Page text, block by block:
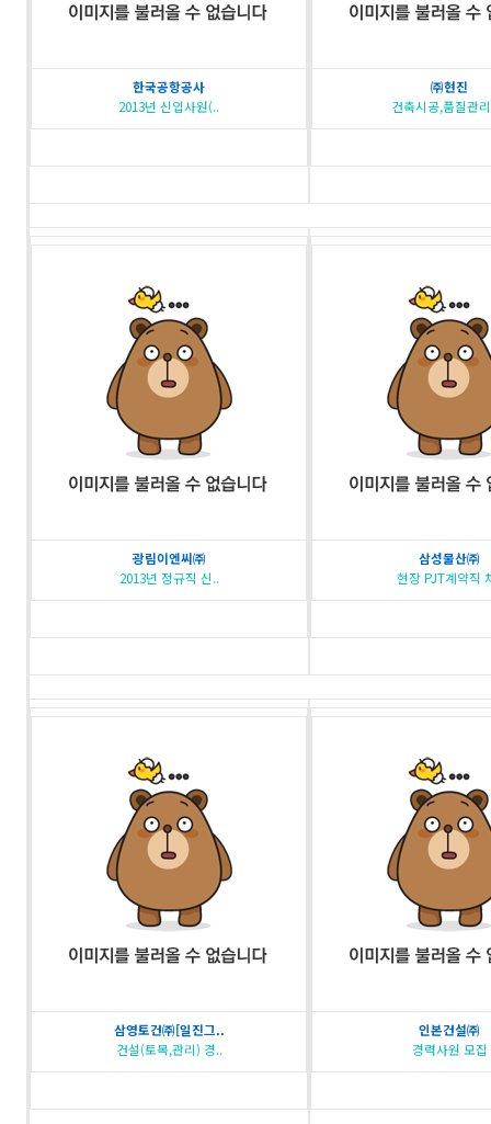
한국공항공사
2013년 신입사원(..
㈜현진
건축시공,품질관
광림이엔씨㈜
2013년 정규직 신..
삼성물산㈜
현장 PJT계약직
삼영토건㈜[일진그..
건설(토목,관리) 경..
인본건설㈜
경력사원 모집